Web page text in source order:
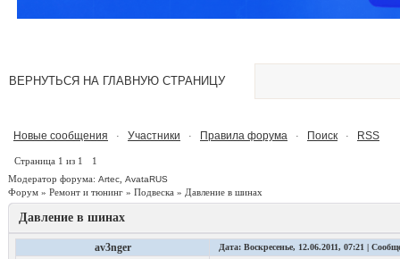
ВЕРНУТЬСЯ НА ГЛАВНУЮ СТРАНИЦУ
Новые сообщения · Участники · Правила форума · Поиск · RSS
Страница 1 из 1
1
Модератор форума: Artec AvataRUS
Форум » Ремонт и тюнинг » Подвеска » Давление в шинах
Давление в шинах
av3nger Дата: Воскресенье, 12.06.2011, 07:21 |